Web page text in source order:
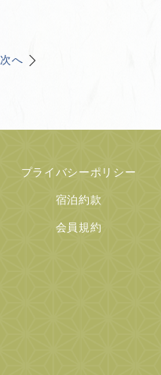
次へ
プライバシーポリシー
宿泊約款
会員規約